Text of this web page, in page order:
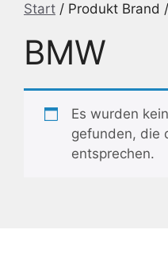
Start / Produkt Brand
BMW
Es wurden
gefunden, die
entsprechen.